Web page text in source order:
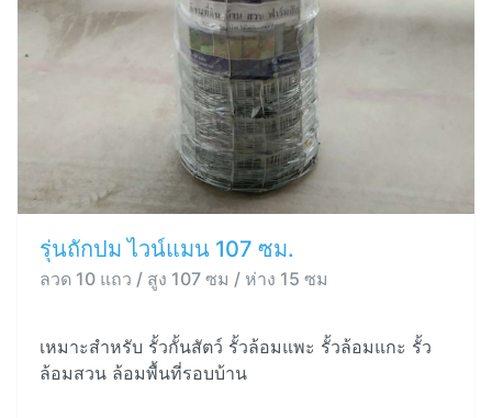
รุ่นถักปม ไวน์แมน 107 ซม.
ลวด 10 แถว / สูง 107 ซม / ห่าง 15 ซม
เหมาะสำหรับ รั้วกั้นสัตว์ รั้วล้อมแพะ รั้วล้อมแกะ รั้ว
ล้อมสวน ล้อมพื้นที่รอบบ้าน